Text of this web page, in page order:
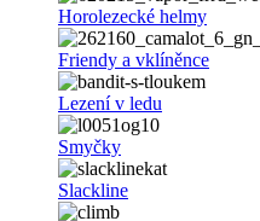
Horolezecké helmy
Friendy a vklíněnce
Lezení v ledu
Smyčky
Slackline